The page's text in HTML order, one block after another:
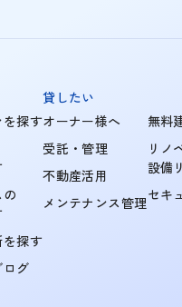
探す
探す
グ
貸したい
オーナー様へ
受託・管理
不動産活用
メンテナンス管理
無料
リノ
設備
セキ